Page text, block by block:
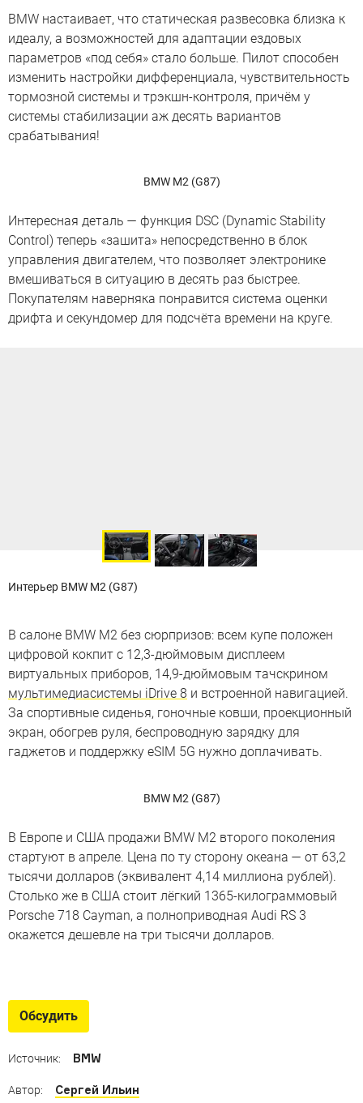
BMW настаивает, что статическая развесовка близка к
идеалу, а возможностей для адаптации ездовых
параметров «под себя» стало больше. Пилот способен
изменить настройки дифференциала, чувствительность
тормозной системы и трэкшн-контроля, причём у
системы стабилизации аж десять вариантов
срабатывания!
BMW M2 (G87)
Интересная деталь — функция DSC (Dynamic Stability
Control) теперь «зашита» непосредственно в блок
управления двигателем, что позволяет электронике
вмешиваться в ситуацию в десять раз быстрее.
Покупателям наверняка понравится система оценки
дрифта и секундомер для подсчёта времени на круге.
Интерьер BMW M2 (G87)
В салоне BMW M2 без сюрпризов: всем купе положен
цифровой кокпит с 12,3-дюймовым дисплеем
виртуальных приборов, 14,9-дюймовым тачскрином
мультимедиасистемы iDrive 8 и встроенной навигацией.
За спортивные сиденья, гоночные ковши, проекционный
экран, обогрев руля, беспроводную зарядку для
гаджетов и поддержку eSIM 5G нужно доплачивать.
BMW M2 (G87)
В Европе и США продажи BMW M2 второго поколения
стартуют в апреле. Цена по ту сторону океана — от 63,2
тысячи долларов (эквивалент 4,14 миллиона рублей).
Столько же в США стоит лёгкий 1365-килограммовый
Porsche 718 Cayman, а полноприводная Audi RS 3
окажется дешевле на три тысячи долларов.
Однодверный компакт, великолепные родстеры,
первый электрокар и другие машины, изменившие
Обсудить
Источник: BMW
Автор: Сергей Ильин